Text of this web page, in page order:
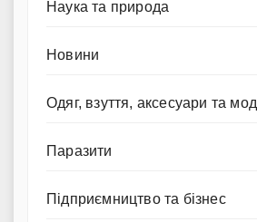
Наука та природа
Новини
Одяг, взуття, аксесуари та
Паразити
Підприємництво та бізнес